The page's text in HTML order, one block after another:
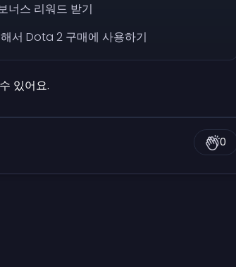
너스 리워드 받기
서 Dota 2 구매에 사용하기
있어요.
0